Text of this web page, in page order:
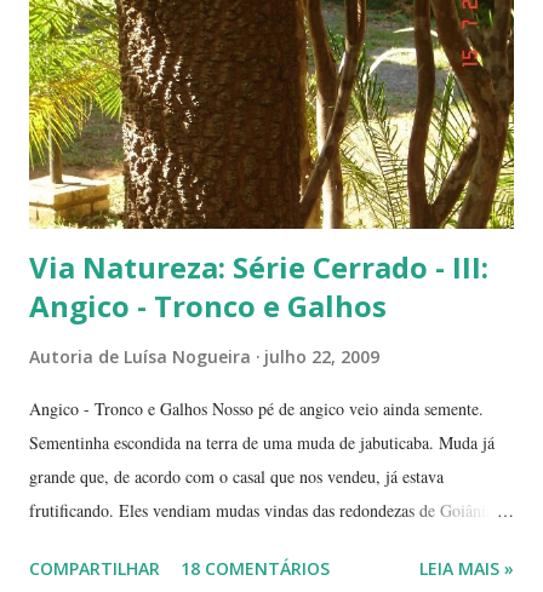
logo depois da Ponte das Garças - conhecida como 'a ponte do
(Conjunto Comercial) Gilberto Salomão', no sentid...
Via Natureza: Série Cerrado - III:
Angico - Tronco e Galhos
Autoria de Luísa Nogueira julho 22, 2009
Angico - Tronco e Galhos Nosso pé de angico veio ainda semente.
Sementinha escondida na terra de uma muda de jabuticaba. Muda já
grande que, de acordo com o casal que nos vendeu, já estava
frutificando. Eles vendiam mudas vindas das redondezas de Goiânia.
plantado a jabuticabeira, com bastante cuidado, regando-a
COMPARTILHAR 18 COMENTÁRIOS LEIA MAIS »